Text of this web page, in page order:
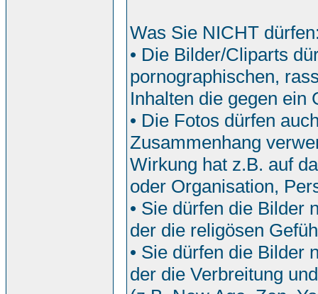
Was Sie NICHT
• Die Bilder/Cliparts
pornographischen,
Inhalten die gegen ein
• Die Fotos dürfen
Zusammenhang
Wirkung hat z.B. auf
oder Organisation,
• Sie dürfen die Bilder
der die religösen
• Sie dürfen die Bilder
der die Verbreitung